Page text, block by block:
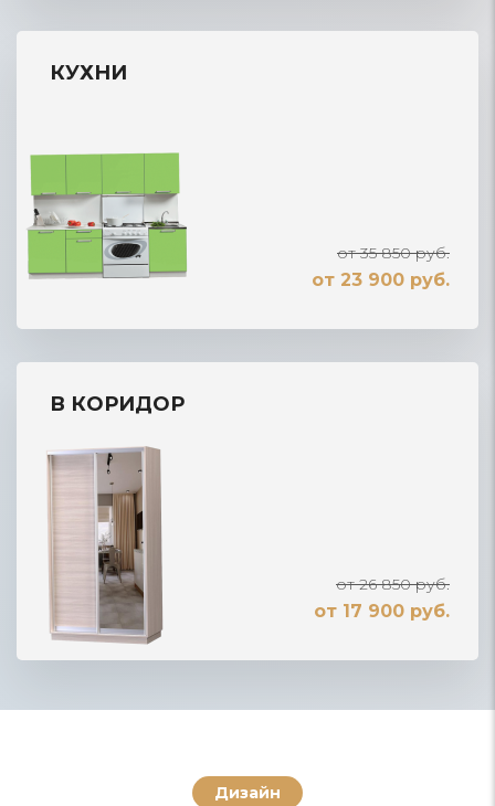
КУХНИ
от 35 850 руб.
от 23 900 руб.
В КОРИДОР
от 26 850 руб.
от 17 900 руб.
Дизайн